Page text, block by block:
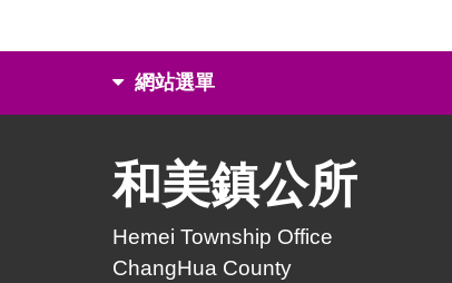
網站選單
和美鎮公所
Hemei Township Office
ChangHua County